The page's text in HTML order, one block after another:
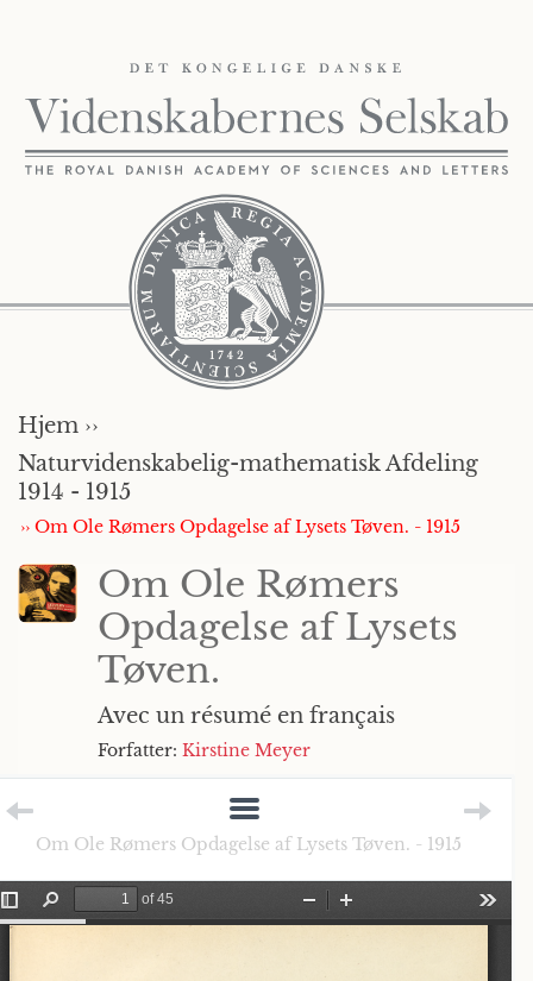
Hjem ››
Naturvidenskabelig-mathematisk Afdeling
1914 - 1915
›› Om Ole Rømers Opdagelse af Lysets Tøven. - 1915
Om Ole Rømers
Opdagelse af Lysets
Tøven.
Avec un résumé en français
Forfatter: Kirstine Meyer
Om Ole Rømers Opdagelse af Lysets Tøven. - 1915